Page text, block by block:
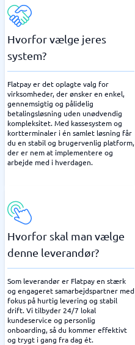
Hvorfor vælge jeres
system?
Flatpay er det oplagte valg for
virksomheder, der ønsker en enkel,
gennemsigtig og pålidelig
betalingsløsning uden unødvendig
kompleksitet. Med kassesystem og
kortterminaler i én samlet løsning får
du en stabil og brugervenlig platform,
der er nem at implementere og
arbejde med i hverdagen.
Hvorfor skal man vælge
denne leverandør?
Som leverandør er Flatpay en stærk
og engageret samarbejdspartner med
fokus på hurtig levering og stabil
drift. Vi tilbyder 24/7 lokal
kundeservice og personlig
onboarding, så du kommer effektivt
og trygt i gang fra dag ét.